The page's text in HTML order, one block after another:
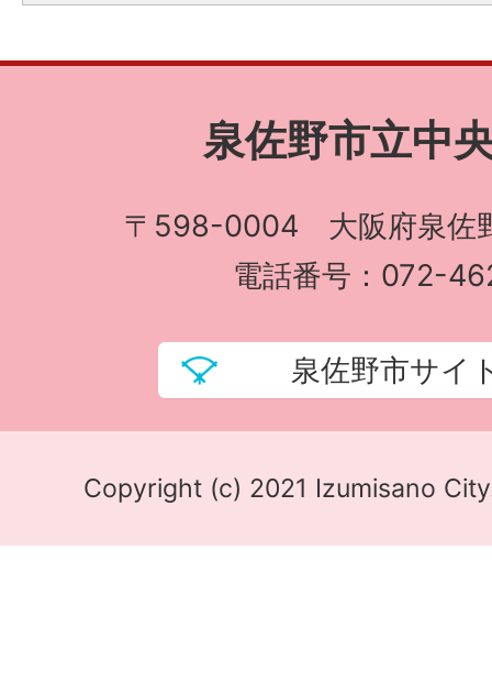
泉佐野市立中
〒598-0004 大阪府泉佐
電話番号：072-
泉佐野市サイ
Copyright (c) 2021 Izumisano